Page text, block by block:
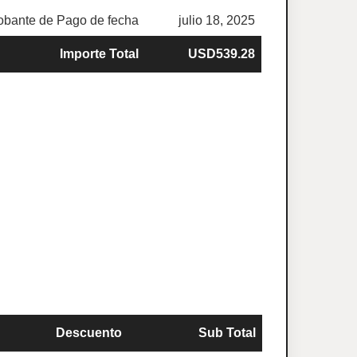
de Pago de fecha julio 18, 2025
Importe Total USD539.28
Descuento Sub Total